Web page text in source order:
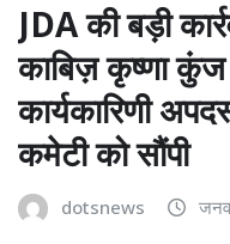
JDA की बड़ी
काबिज़ कृष्णा
कार्यकारिणी
कमेटी को सौंपी
dotsnews